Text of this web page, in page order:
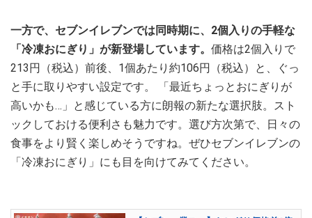
一方で、セブンイレブンでは同時期に、2個入りの手軽な
「冷凍おにぎり」が新登場しています。 価格は2個入りで
213円（税込）前後、1個あたり約106円（税込）と、ぐっ
と手に取りやすい設定です。 「最近ちょっとおにぎりが
高いかも…」と感じている方に朗報の新たな選択肢。スト
ックしておける便利さも魅力です。選び方次第で、日々の
食事をより賢く楽しめそうですね。ぜひセブンイレブンの
「冷凍おにぎり」にも目を向けてみてください。